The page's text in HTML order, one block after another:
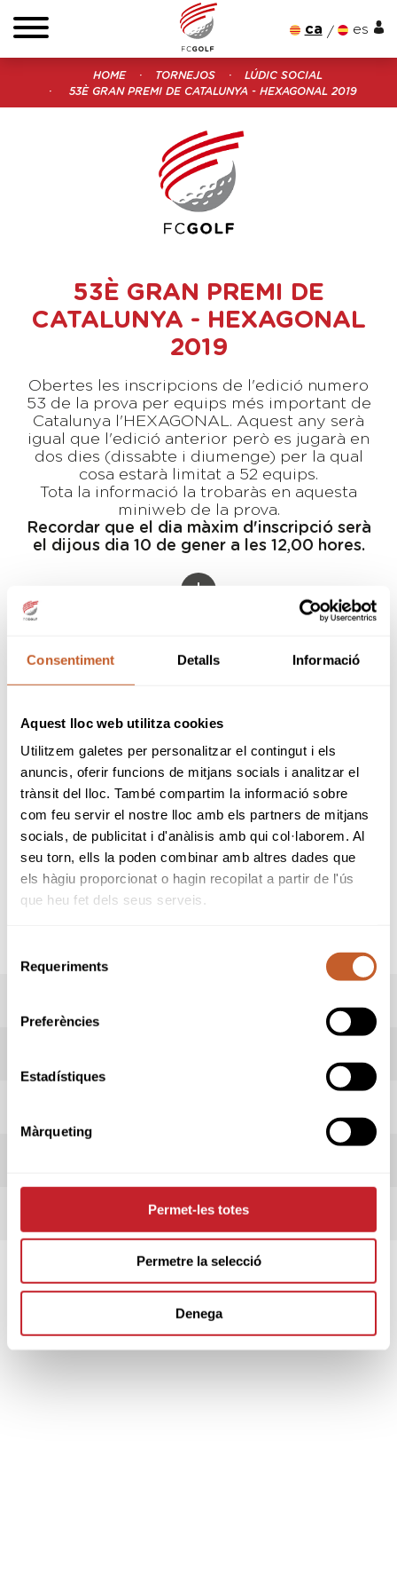
Consentiment Detalls Informació
Aquest lloc web utilitza cookies
Utilitzem galetes per personalitzar el contingut i els
anuncis, oferir funcions de mitjans socials i analitzar el
trànsit del lloc. També compartim la informació sobre
com feu servir el nostre lloc amb els partners de mitjans
socials, de publicitat i d'anàlisis amb qui col·laborem. Al
seu torn, ells la poden combinar amb altres dades que
els hàgiu proporcionat o hagin recopilat a partir de l'ús
que heu fet dels seus serveis.
Requeriments
Preferències
Estadístiques
Màrqueting
Permet-les totes
Permetre la selecció
Denega
ca es
HOME TORNEJOS
LÚDIC SOCIAL
53È GRAN PREMI DE CATALUNYA - HEXAGONAL 2019
53È GRAN PREMI DE
CATALUNYA - HEXAGONAL
2019
Obertes les inscripcions de l'edició numero
53 de la prova per equips més important de
Catalunya l'HEXAGONAL. Aquest any serà
igual que l'edició anterior però es jugarà en
dos dies (dissabte i diumenge) per la qual
cosa estarà limitat a 52 equips.
Tota la informació la trobaràs en aquesta
miniweb de la prova.
Recordar que el dia màxim d'inscripció serà
el dijous dia 10 de gener a les 12,00 hores.
Club de Golf Terramar
16-02-2019
Club de Golf Costa Brava
16-03-2019
Real Club de Golf El Prat
13-04-2019
Golf Lleida & Country Club
11-05-2019
REGLAMENT
SPONSORS